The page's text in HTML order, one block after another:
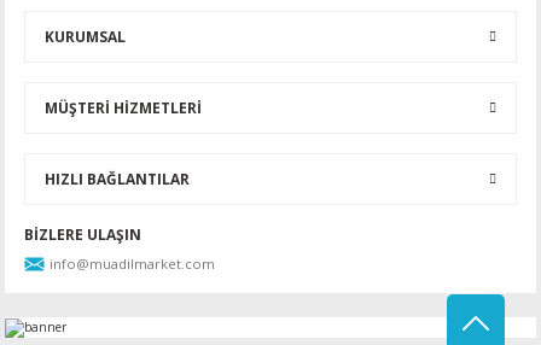
KURUMSAL
MÜŞTERİ HİZMETLERİ
HIZLI BAĞLANTILAR
BİZLERE ULAŞIN
info@muadilmarket.com